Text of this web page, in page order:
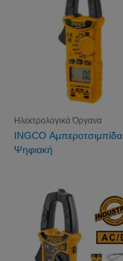
Ηλεκτρολογικά Όργανα
INGCO Αμπεροτσιμπίδα
Ψηφιακή